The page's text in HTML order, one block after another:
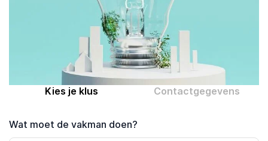
Kies je klus Contactgegevens
Wat moet de vakman doen?